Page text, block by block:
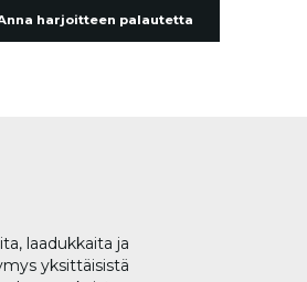
harjoitteen palautetta
laadukkaita ja
yksittäisistä